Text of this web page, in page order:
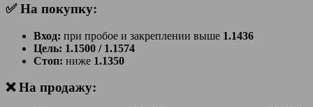
✅ На покупку:
Вход: при пробое и закреплении выше 1.1436
Цель: 1.1500 / 1.1574
Стоп: ниже 1.1350
❌ На продажу: